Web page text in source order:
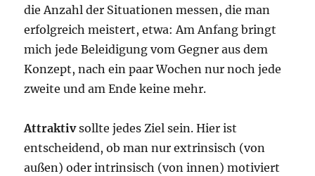
die Anzahl der Situationen messen, die man
erfolgreich meistert, etwa: Am Anfang bringt
mich jede Beleidigung vom Gegner aus dem
Konzept, nach ein paar Wochen nur noch jede
zweite und am Ende keine mehr.
Attraktivsollte jedes Ziel sein. Hier ist
entscheidend, ob man nur extrinsisch (von
außen) oder intrinsisch (von innen) motiviert